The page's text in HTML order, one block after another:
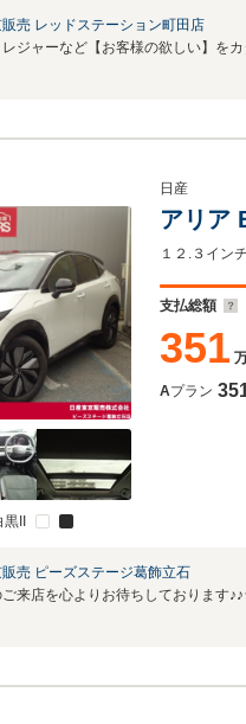
販売 レッドステーション町田店
II
日産
アリア
支払総額
351
Aプラン
販売 ピーズステージ葛飾立石
来店を心よりお待ちしております